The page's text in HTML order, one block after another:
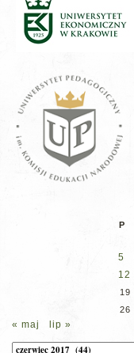
P
5
12
19
26
« maj
lip »
Archiwum